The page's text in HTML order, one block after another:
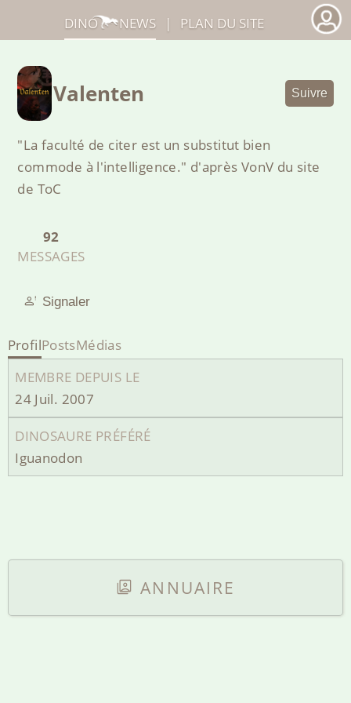
Valenten Suivre
"La faculté de citer est un substitut bien
commode à l'intelligence." d'après VonV du site
de ToC
92
MESSAGES
Signaler
ProfilPostsMédias
MEMBRE DEPUIS LE
24 Juil. 2007
DINOSAURE PRÉFÉRÉ
Iguanodon
ANNUAIRE
DINO NEWS | PLAN DU SITE